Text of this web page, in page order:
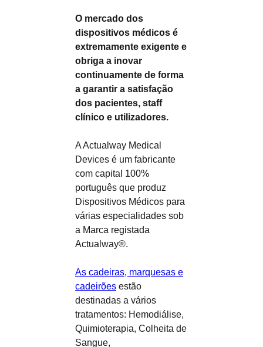
O mercado dos
dispositivos médicos é
extremamente exigente e
obriga a inovar
continuamente de forma
a garantir a satisfação
dos pacientes, staff
clínico e utilizadores.
A Actualway Medical
Devices é um fabricante
com capital 100%
português que produz
Dispositivos Médicos para
várias especialidades sob
a Marca registada
Actualway®.
As cadeiras, marquesas e
cadeirões estão
destinadas a vários
tratamentos: Hemodiálise,
Quimioterapia, Colheita de
Sangue,